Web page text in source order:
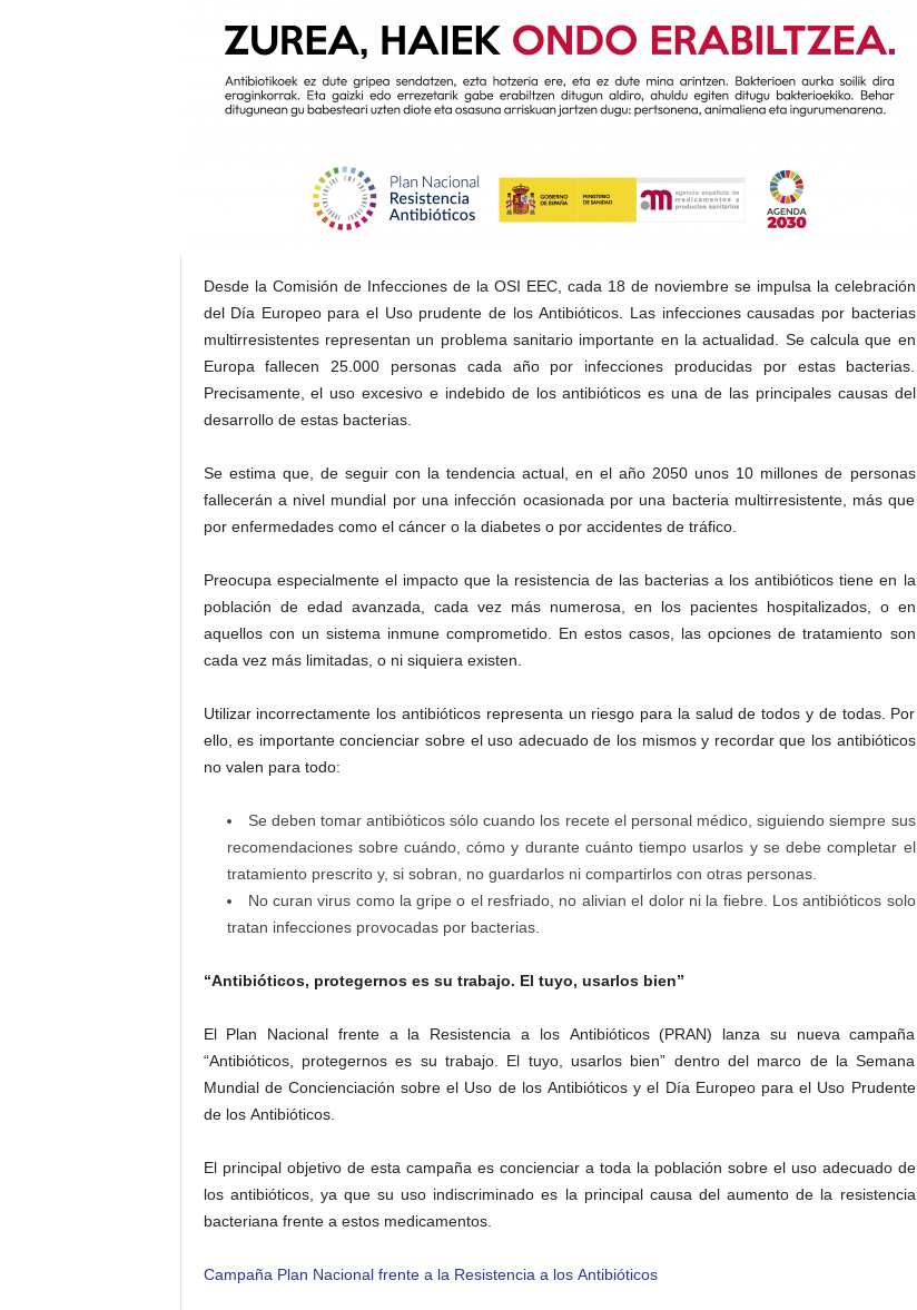
Desde la Comisión de Infecciones de la OSI EEC, cada 18 de noviembre se impulsa la celebración
del Día Europeo para el Uso prudente de los Antibióticos. Las infecciones causadas por bacterias
multirresistentes representan un problema sanitario importante en la actualidad. Se calcula que en
Europa fallecen 25.000 personas cada año por infecciones producidas por estas bacterias.
Precisamente, el uso excesivo e indebido de los antibióticos es una de las principales causas del
desarrollo de estas bacterias.
Se estima que, de seguir con la tendencia actual, en el año 2050 unos 10 millones de personas
fallecerán a nivel mundial por una infección ocasionada por una bacteria multirresistente, más que
por enfermedades como el cáncer o la diabetes o por accidentes de tráfico.
Preocupa especialmente el impacto que la resistencia de las bacterias a los antibióticos tiene en la
población de edad avanzada, cada vez más numerosa, en los pacientes hospitalizados, o en
aquellos con un sistema inmune comprometido. En estos casos, las opciones de tratamiento son
cada vez más limitadas, o ni siquiera existen.
Utilizar incorrectamente los antibióticos representa un riesgo para la salud de todos y de todas. Por
ello, es importante concienciar sobre el uso adecuado de los mismos y recordar que los antibióticos
no valen para todo:
Se deben tomar antibióticos sólo cuando los recete el personal médico, siguiendo siempre sus
recomendaciones sobre cuándo, cómo y durante cuánto tiempo usarlos y se debe completar el
tratamiento prescrito y, si sobran, no guardarlos ni compartirlos con otras personas.
No curan virus como la gripe o el resfriado, no alivian el dolor ni la fiebre. Los antibióticos solo
tratan infecciones provocadas por bacterias.
“Antibióticos, protegernos es su trabajo. El tuyo, usarlos bien”
El Plan Nacional frente a la Resistencia a los Antibióticos (PRAN) lanza su nueva campaña
“Antibióticos, protegernos es su trabajo. El tuyo, usarlos bien” dentro del marco de la Semana
Mundial de Concienciación sobre el Uso de los Antibióticos y el Día Europeo para el Uso Prudente
de los Antibióticos.
El principal objetivo de esta campaña es concienciar a toda la población sobre el uso adecuado de
los antibióticos, ya que su uso indiscriminado es la principal causa del aumento de la resistencia
bacteriana frente a estos medicamentos.
Campaña Plan Nacional frente a la Resistencia a los Antibióticos